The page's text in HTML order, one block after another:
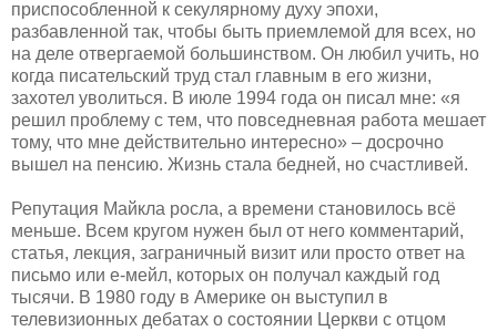
приспособленной к секулярному духу эпохи,
разбавленной так, чтобы быть приемлемой для всех, но
на деле отвергаемой большинством. Он любил учить, но
когда писательский труд стал главным в его жизни,
захотел уволиться. В июле 1994 года он писал мне: «я
решил проблему с тем, что повседневная работа мешает
тому, что мне действительно интересно» – досрочно
вышел на пенсию. Жизнь стала бедней, но счастливей.
Репутация Майкла росла, а времени становилось всё
меньше. Всем кругом нужен был от него комментарий,
статья, лекция, заграничный визит или просто ответ на
письмо или е-мейл, которых он получал каждый год
тысячи. В 1980 году в Америке он выступил в
телевизионных дебатах о состоянии Церкви с отцом